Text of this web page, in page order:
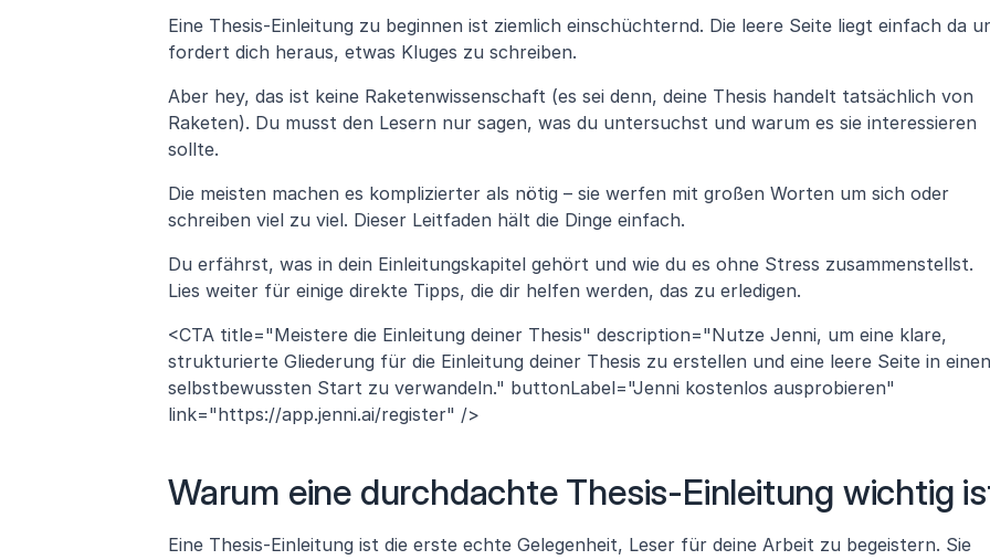
Eine Thesis-Einleitung zu beginnen ist ziemlich einschüchternd. Die leere Seite liegt einfach da
fordert dich heraus, etwas Kluges zu schreiben.
Aber hey, das ist keine Raketenwissenschaft (es sei denn, deine Thesis handelt tatsächlich von
Raketen). Du musst den Lesern nur sagen, was du untersuchst und warum es sie interessieren
sollte.
Die meisten machen es komplizierter als nötig – sie werfen mit großen Worten um sich oder
schreiben viel zu viel. Dieser Leitfaden hält die Dinge einfach.
Du erfährst, was in dein Einleitungskapitel gehört und wie du es ohne Stress zusammenstellst.
Lies weiter für einige direkte Tipps, die dir helfen werden, das zu erledigen.
<CTA title="Meistere die Einleitung deiner Thesis" description="Nutze Jenni, um eine klare,
strukturierte Gliederung für die Einleitung deiner Thesis zu erstellen und eine leere Seite in einen
selbstbewussten Start zu verwandeln." buttonLabel="Jenni kostenlos ausprobieren"
link="https://app.jenni.ai/register" />
Warum eine durchdachte Thesis-Einleitung wichtig
Eine Thesis-Einleitung ist die erste echte Gelegenheit, Leser für deine Arbeit zu begeistern. Sie